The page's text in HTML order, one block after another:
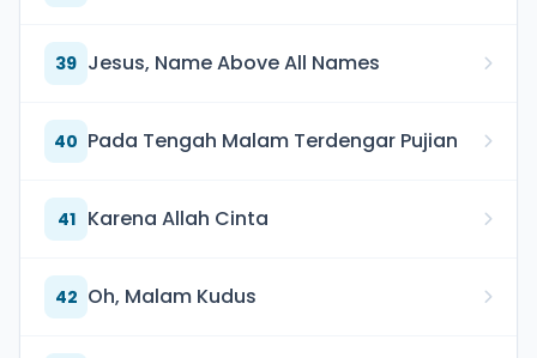
39 Jesus, Name Above All Names
40 Pada Tengah Malam Terdengar Pujian
41 Karena Allah Cinta
42 Oh, Malam Kudus